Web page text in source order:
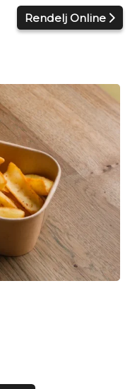
Rendelj Online